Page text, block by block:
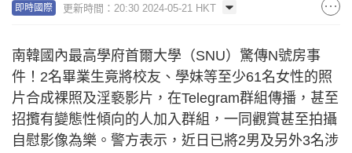
即時國際 更新時間：20:30 2024-05-21 HKT
南韓國內最高學府首爾大學（SNU）驚傳N號房事
件！2名畢業生竟將校友、學妹等至少61名女性的照
片合成裸照及淫褻影片，在Telegram群組傳播，甚至
招攬有變態性傾向的人加入群組，一同觀賞甚至拍攝
自慰影像為樂。警方表示，近日已將2男及另外3名涉